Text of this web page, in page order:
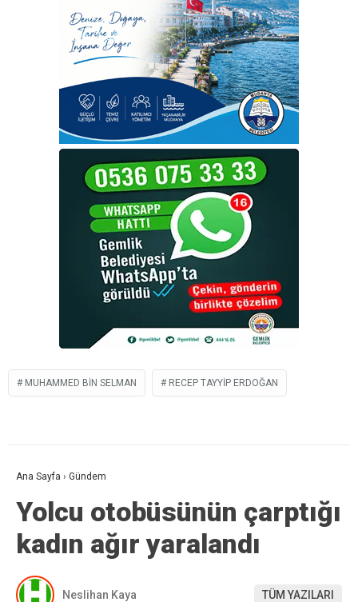
MUHAMMED BIN SELMAN RECEP TAYYIP ERDOĞAN
Ana Sayfa › Gündem
Yolcu otobüsünün çarptığı
kadın ağır yaralandı
Neslihan Kaya TÜM YAZILARI